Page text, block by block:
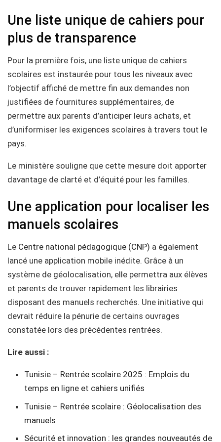
Une liste unique de cahiers pour
plus de transparence
Pour la première fois, une liste unique de cahiers
scolaires est instaurée pour tous les niveaux avec
l’objectif affiché de mettre fin aux demandes non
justifiées de fournitures supplémentaires, de
permettre aux parents d’anticiper leurs achats, et
d’uniformiser les exigences scolaires à travers tout le
pays.
Le ministère souligne que cette mesure doit apporter
davantage de clarté et d’équité pour les familles.
Une application pour localiser les
manuels scolaires
Le Centre national pédagogique (CNP) a également
lancé une application mobile inédite. Grâce à un
système de géolocalisation, elle permettra aux élèves
et parents de trouver rapidement les librairies
disposant des manuels recherchés. Une initiative qui
devrait réduire la pénurie de certains ouvrages
constatée lors des précédentes rentrées.
Lire aussi :
Tunisie – Rentrée scolaire 2025 : Emplois du
temps en ligne et cahiers unifiés
Tunisie – Rentrée scolaire : Géolocalisation des
manuels
Sécurité et innovation : les grandes nouveautés de